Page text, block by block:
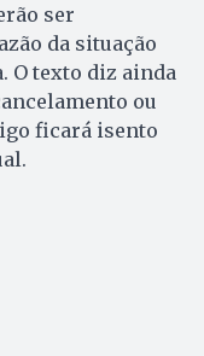
ser
da situação
O texto diz ainda
ou
ficará isento